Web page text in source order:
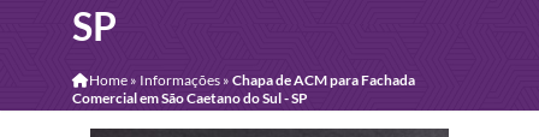
SP
Home» Informações » Chapa de ACM para Fachada
Comercial em São Caetano do Sul - SP